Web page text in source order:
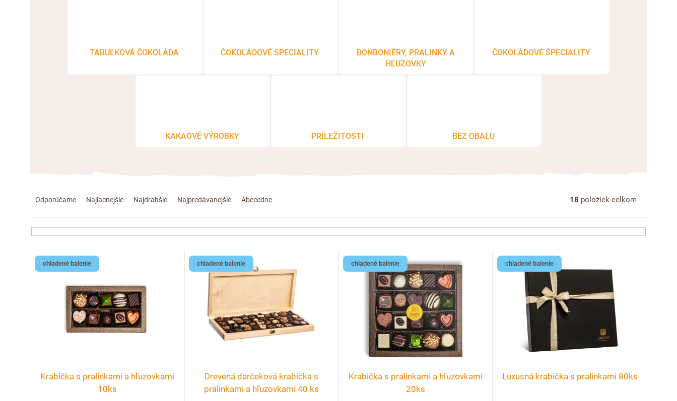
TABUĽKOVÁ ČOKOLÁDA ČOKOLÁDOVÉ SPECIALITY
BONBONIÉRY, PRALINKY A
HĽUZOVKY
ČOKOLÁDOVÉ ŠPECIALITY
KAKAOVÉ VÝROBKY PRÍLEŽITOSTI BEZ OBALU
R
a
d
e
Odporúčame Najlacnejšie Najdrahšie Najpredávanejšie Abecedne 18 položiek celkom
V chladené balenie
Krabička s pralinkami a hľuzovkami
10ks
chladené balenie
Drevená darčeková krabička s
pralinkami a hľuzovkami 40 ks
chladené balenie
Krabička s pralinkami a hľuzovkami
20ks
chladené balenie
Luxusná krabička s pralinkami 80ks